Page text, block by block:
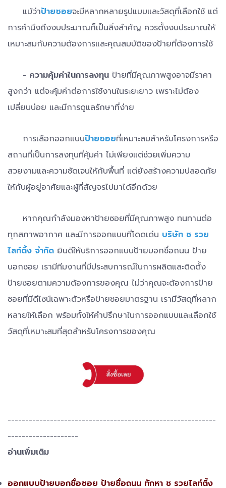
แม้ว่าป้ายซอยจะมีหลากหลายรูปแบบและวัสดุที่เลือกใช้ แต่
การคำนึงถึงงบประมาณก็เป็นสิ่งสำคัญ ควรตั้งงบประมาณให้
เหมาะสมกับความต้องการและคุณสมบัติของป้ายที่ต้องการใช้
- ความคุ้มค่าในการลงทุน ป้ายที่มีคุณภาพสูงอาจมีราคา
สูงกว่า แต่จะคุ้มค่าต่อการใช้งานในระยะยาว เพราะไม่ต้อง
เปลี่ยนบ่อย และมีการดูแลรักษาที่ง่าย
การเลือกออกแบบป้ายซอยที่เหมาะสมสำหรับโครงการหรือ
สถานที่เป็นการลงทุนที่คุ้มค่า ไม่เพียงแต่ช่วยเพิ่มความ
สวยงามและความชัดเจนให้กับพื้นที่ แต่ยังสร้างความปลอดภัย
ให้กับผู้อยู่อาศัยและผู้ที่สัญจรไปมาได้อีกด้วย
หากคุณกำลังมองหาป้ายซอยที่มีคุณภาพสูง ทนทานต่อ
ทุกสภาพอากาศ และมีการออกแบบที่โดดเด่น บริษัท ช รวย
ไลท์ติ้ง จำกัด ยินดีให้บริการออกแบบป้ายบอกชื่อถนน ป้าย
บอกซอย เรามีทีมงานที่มีประสบการณ์ในการผลิตและติดตั้ง
ป้ายซอยตามความต้องการของคุณ ไม่ว่าคุณจะต้องการป้าย
ซอยที่มีดีไซน์เฉพาะตัวหรือป้ายซอยมาตรฐาน เรามีวัสดุที่หลาก
หลายให้เลือก พร้อมทั้งให้คำปรึกษาในการออกแบบและเลือกใช้
วัสดุที่เหมาะสมที่สุดสำหรับโครงการของคุณ
-----------------------------------------------------------
--------------------
อ่านเพิ่มเติม
ออกแบบป้ายบอกชื่อซอย ป้ายชื่อถนน ทักหา ช รวยไลท์ติ้ง​